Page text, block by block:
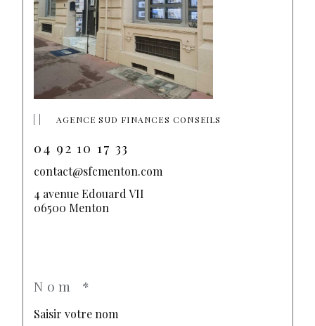
AGENCE SUD FINANCES CONSEILS
04 92 10 17 33
contact@sfcmenton.com
4 avenue Edouard VII
06500 Menton
Nom *